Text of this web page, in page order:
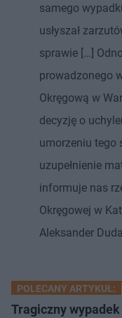
samego
usłyszał
sprawie […]
prowadzonego
Okręgową w
decyzję o
umorzeniu tego
uzupełnienie
informuje nas
Okręgowej w
Aleksander
POLECANY ARTYKUŁ:
Tragiczny